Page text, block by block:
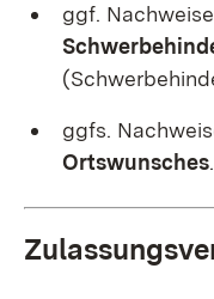
ggf.
ggfs.
Ortswunsches.